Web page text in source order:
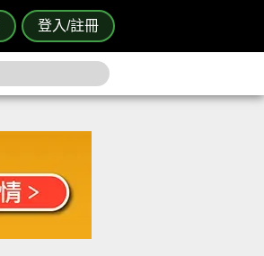
登入/註冊